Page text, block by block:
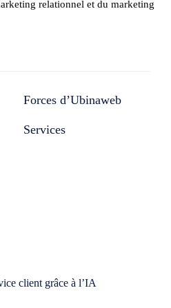
relationnel et du marketing
Forces d’Ubinaweb
Services
client grâce à l’IA